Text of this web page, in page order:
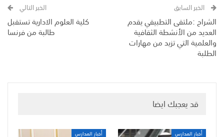
الخبر السابق
الشراح :ملتقى التطبيقي يقدم
العديد من الأنشطة الثقافية
والعلمية التي تزيد من مهارات
الطلبة
الخبر التالي
كلية العلوم الادارية تستقبل
طالبة من فرنسا
قد يعجبك ايضا
أخبار المدارس أخبار المدارس